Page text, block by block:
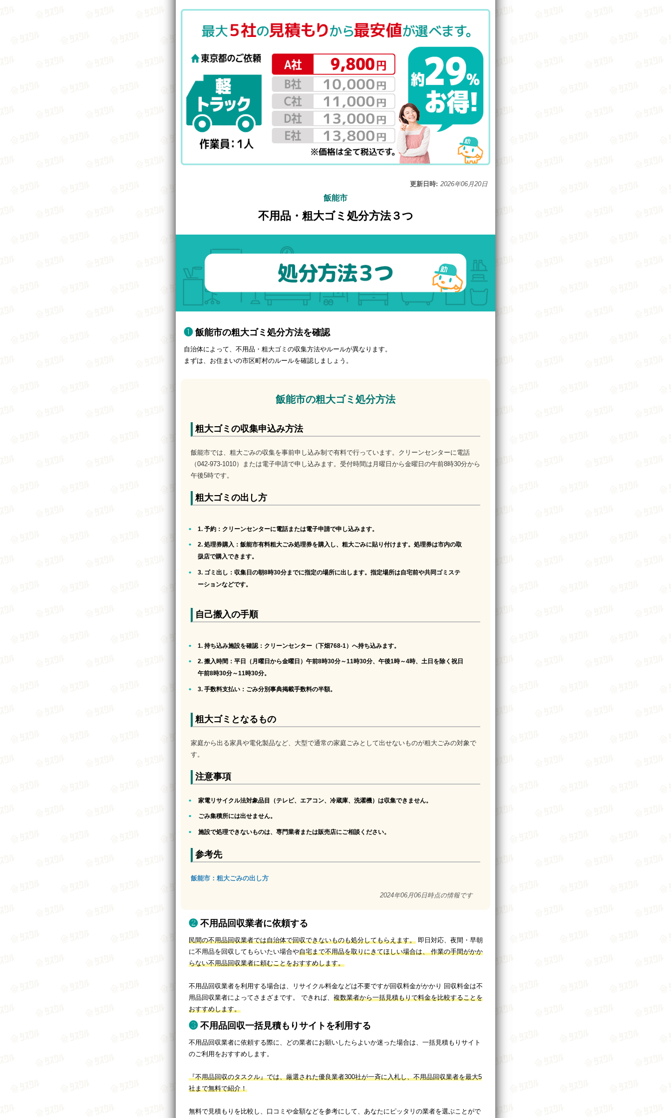
更新日時: 2026年06月20日
飯能市
不用品・粗大ゴミ処分方法３つ
飯能市の粗大ゴミ処分方法を確認
自治体によって、不用品・粗大ゴミの収集方法やルールが異なります。
まずは、お住まいの市区町村のルールを確認しましょう。
飯能市の粗大ゴミ処分方法
粗大ゴミの収集申込み方法
飯能市では、粗大ごみの収集を事前申し込み制で有料で行っています。クリーンセンターに電話
（042-973-1010）または電子申請で申し込みます。受付時間は月曜日から金曜日の午前8時30分から
午後5時です。
粗大ゴミの出し方
1. 予約 ：クリーンセンターに電話または電子申請で申し込みます。
2. 処理券購入 ：飯能市有料粗大ごみ処理券を購入し、粗大ごみに貼り付けます。処理券は市内の取
扱店で購入できます。
3. ゴミ出し ：収集日の朝8時30分までに指定の場所に出します。指定場所は自宅前や共同ゴミステ
ーションなどです。
自己搬入の手順
1. 持ち込み施設を確認：クリーンセンター（下畑768-1）へ持ち込みます。
2. 搬入時間 ：平日（月曜日から金曜日）午前8時30分～11時30分、午後1時～4時、土日を除く祝日
午前8時30分～11時30分。
3. 手数料支払い ：ごみ分別事典掲載手数料の半額。
粗大ゴミとなるもの
家庭から出る家具や電化製品など、大型で通常の家庭ごみとして出せないものが粗大ごみの対象で
す。
注意事項
家電リサイクル法対象品目（テレビ、エアコン、冷蔵庫、洗濯機）は収集できません。
ごみ集積所には出せません。
施設で処理できないものは、専門業者または販売店にご相談ください。
参考先
飯能市：粗大ごみの出し方
2024年06月06日時点の情報です
不用品回収業者に依頼する
民間の不用品回収業者では自治体で回収できないものも処分してもらえます。即日対応、夜間・早朝
に不用品を回収してもらいたい場合や自宅まで不用品を取りにきてほしい場合は、 作業の手間がかか
らない不用品回収業者に頼むことをおすすめします。
不用品回収業者を利用する場合は、リサイクル料金などは不要ですが回収料金がかかり 回収料金は不
用品回収業者によってさまざまです。 できれば、 複数業者から一括見積もりで料金を比較することを
おすすめします。
不用品回収一括見積もりサイトを利用する
不用品回収業者に依頼する際に、どの業者にお願いしたらよいか迷った場合は、一括見積もりサイト
のご利用をおすすめします。
『不用品回収のタスクル』では、厳選された優良業者300社が一斉に入札し、不用品回収業者を最大5
社まで無料で紹介！
無料で見積もりを比較し、口コミや金額などを参考にして、あなたにピッタリの業者を選ぶことがで